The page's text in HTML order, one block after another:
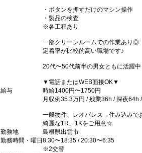
・ボタンを押すだけのマシン操作
・製品の検査
※各工程あり
一部クリーンルームでの作業あり◎
定着率が比較的高い職場です♪
20代〜50代前半の男女ともに活躍中
▼電話またはWEB面接OK▼
給与
時給1400円〜1750円
月収例35.3万円 / 残業36h / 深夜64h
一般物件、レオパレス→住み込み
綺麗な1R、1Kをご用意☆
勤務地
島根県出雲市
勤務時間・曜日 8:30〜18:35 / 20:30〜6:35
※2交替